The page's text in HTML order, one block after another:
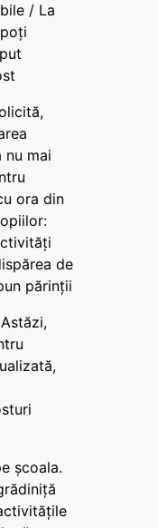
/ La
nu mai
ora din
de
părinții
școala.